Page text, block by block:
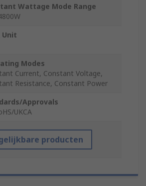
Wattage Mode Range
Unit
Modes
Current, Constant Voltage,
Resistance, Constant Power
Approvals
UKCA
producten